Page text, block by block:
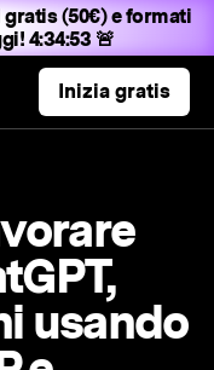
(50€) e formati
4:34:52 🚨
Inizia gratis
usando